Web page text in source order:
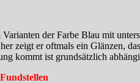
der Farbe Blau mit
zeigt er oftmals ein Glänzen,
kommt ist grundsätzlich